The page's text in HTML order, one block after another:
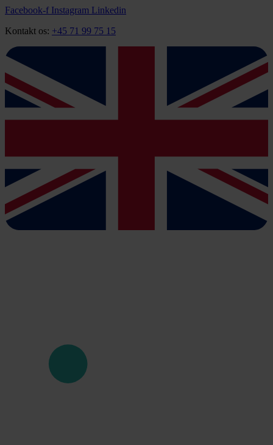
Videre
indhold
Facebook-f Instagram Linkedin
Kontakt os: +45 71 99 75 15